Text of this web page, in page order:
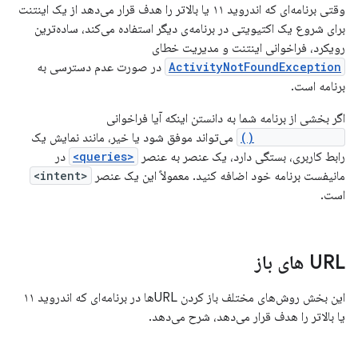
وقتی برنامه‌ای که اندروید ۱۱ یا بالاتر را هدف قرار می‌دهد از یک اینتنت
برای شروع یک اکتیویتی در برنامه‌ی دیگر استفاده می‌کند، ساده‌ترین
رویکرد، فراخوانی اینتنت و مدیریت خطای
ActivityNotFoundException در صورت عدم دسترسی به
برنامه است.
اگر بخشی از برنامه شما به دانستن اینکه آیا فراخوانی
می‌تواند موفق شود یا خیر، مانند نمایش یک
رابط کاربری، بستگی دارد، یک عنصر به عنصر
<queries>
در
مانیفست برنامه خود اضافه کنید. معمولاً این یک عنصر
<intent>
است.
URL های باز
این بخش روش‌های مختلف باز کردن URLها در برنامه‌ای که اندروید ۱۱
یا بالاتر را هدف قرار می‌دهد، شرح می‌دهد.